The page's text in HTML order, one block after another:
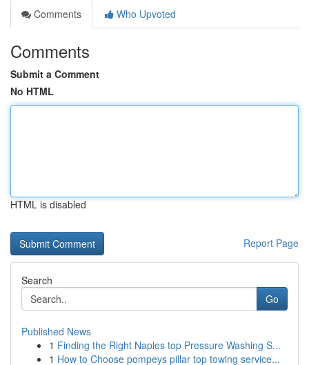
Comments
Who Upvoted
Comments
Submit a Comment
No HTML
HTML is disabled
Report Page
Search
Go
Published News
1 Finding the Right Naples top Pressure Washing S...
1 How to Choose pompeys pillar top towing service...